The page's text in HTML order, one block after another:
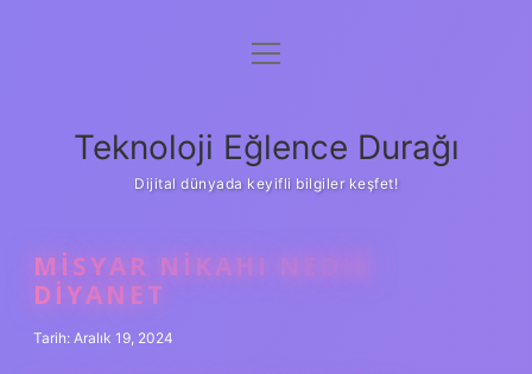
Anasayfa
Yasal Uyarı
menüyü
Teknoloji Eğlence Durağı
Dijital dünyada keyifli bilgiler keşfet!
MISYAR NIKAHI NEDIR
DIYANET
Tarih: Aralık 19, 2024